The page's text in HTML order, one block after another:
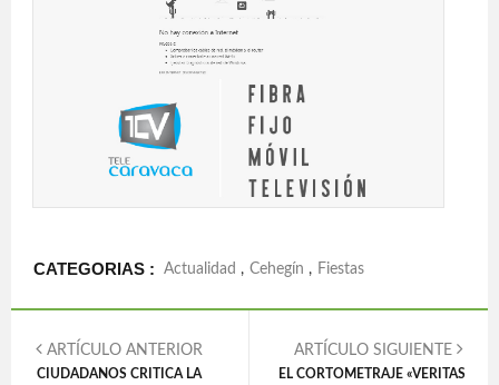
CATEGORIAS : Actualidad , Cehegín , Fiestas
ARTÍCULO ANTERIOR
CIUDADANOS CRITICA LA
ARTÍCULO SIGUIENTE
EL CORTOMETRAJE «VERITAS